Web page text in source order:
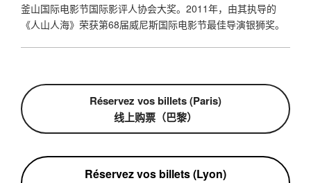
釜山国际电影节国际影评人协会大奖。2011年，由其执导的
《人山人海》荣获第68届威尼斯国际电影节最佳导演银狮奖。
Réservez vos billets (Paris)
线上购票（巴黎）
Réservez vos billets (Lyon)